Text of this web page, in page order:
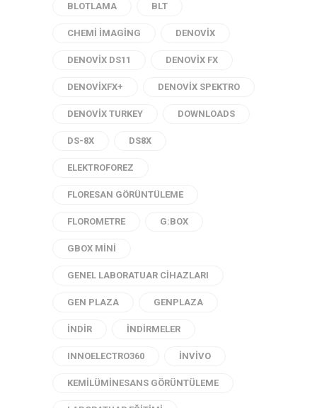
BLOTLAMA BLT
CHEMI IMAGING DENOVIX
DENOVIX DS11 DENOVIX FX
DENOVIXFX+ DENOVIX SPEKTRO
DENOVIX TURKEY DOWNLOADS
DS-8X DS8X
ELEKTROFOREZ
FLORESAN GÖRÜNTÜLEME
FLOROMETRE G:BOX
GBOX MINI
GENEL LABORATUAR CIHAZLARI
GEN PLAZA GENPLAZA
INDIR INDIRMELER
INNOELECTRO360 INVIVO
KEMILÜMINESANS GÖRÜNTÜLEME